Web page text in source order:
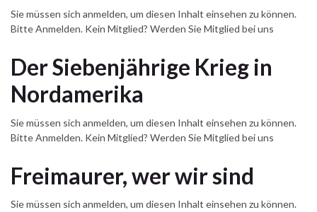
Sie müssen sich anmelden, um diesen Inhalt einsehen zu können.
Bitte Anmelden. Kein Mitglied? Werden Sie Mitglied bei uns
Der Siebenjährige Krieg in
Nordamerika
Sie müssen sich anmelden, um diesen Inhalt einsehen zu können.
Bitte Anmelden. Kein Mitglied? Werden Sie Mitglied bei uns
Freimaurer, wer wir sind
Sie müssen sich anmelden, um diesen Inhalt einsehen zu können.